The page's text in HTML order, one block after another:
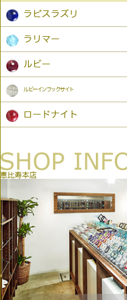
ラピスラズリ
ラリマー
ルビー
ルビーインフックサイト
ロードナイト
恵比寿本店